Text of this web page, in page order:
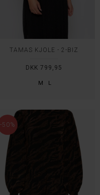
M L
TAMAS KJOLE - 2-BIZ
DKK 799,95
-50%